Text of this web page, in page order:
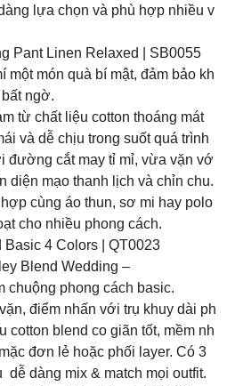
lựa chọn và phù hợp nhiều v
Pant Linen Relaxed | SB0055
một món quà bí mật, đảm bảo kh
ngờ.
từ chất liệu cotton thoáng mát
và dễ chịu trong suốt quá trình
đường cắt may tỉ mỉ, vừa vặn vớ
diện mạo thanh lịch và chỉn chu.
cùng áo thun, sơ mi hay polo
cho nhiều phong cách.
4 Colors | QT0023
Blend Wedding –
chuộng phong cách basic.
điểm nhấn với trụ khuy dài ph
cotton blend co giãn tốt, mềm nh
đơn lẻ hoặc phối layer. Có 3
dễ dàng mix & match mọi outfit.